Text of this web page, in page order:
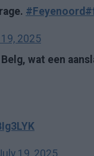
#Feyenoord
2025
wat een